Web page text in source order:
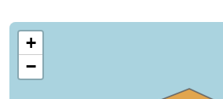
+
−